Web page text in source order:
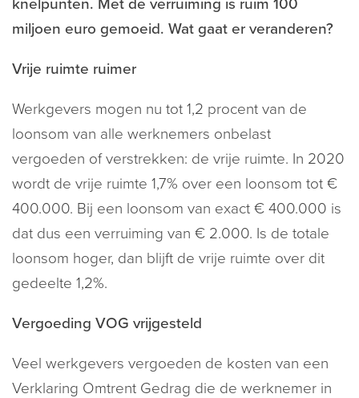
knelpunten. Met de verruiming is ruim 100
miljoen euro gemoeid. Wat gaat er veranderen?
Vrije ruimte ruimer
Werkgevers mogen nu tot 1,2 procent van de
loonsom van alle werknemers onbelast
vergoeden of verstrekken: de vrije ruimte. In 2020
wordt de vrije ruimte 1,7% over een loonsom tot €
400.000. Bij een loonsom van exact € 400.000 is
dat dus een verruiming van € 2.000. Is de totale
loonsom hoger, dan blijft de vrije ruimte over dit
gedeelte 1,2%.
Vergoeding VOG vrijgesteld
Veel werkgevers vergoeden de kosten van een
Verklaring Omtrent Gedrag die de werknemer in